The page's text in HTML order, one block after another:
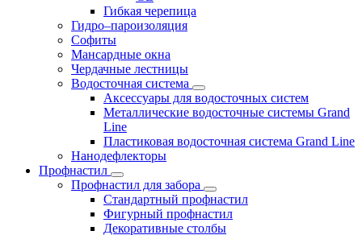
Гибкая черепица
Гидро–пароизоляция
Софиты
Мансардные окна
Чердачные лестницы
Водосточная система
Аксессуары для водосточных систем
Металлические водосточные системы Grand
Line
Пластиковая водосточная система Grand Line
Нанодефлекторы
Профнастил
Профнастил для забора
Стандартный профнастил
Фигурный профнастил
Декоративные столбы